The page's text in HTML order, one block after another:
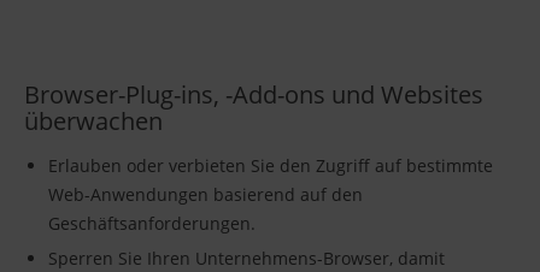
Browser-Plug-ins, -Add-ons und Websites
überwachen
Erlauben oder verbieten Sie den Zugriff auf bestimmte
Web-Anwendungen basierend auf den
Geschäftsanforderungen.
Sperren Sie Ihren Unternehmens-Browser, damit